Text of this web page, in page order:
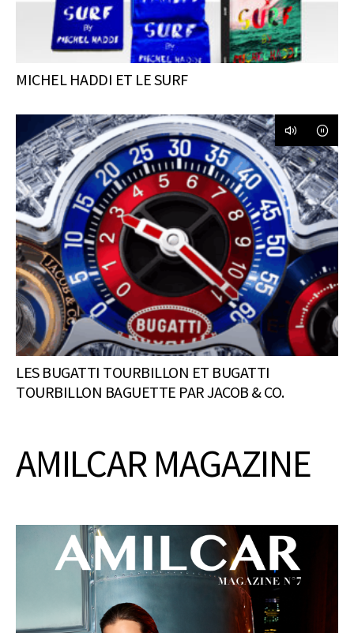
MICHEL HADDI ET LE SURF
LES BUGATTI TOURBILLON ET BUGATTI
TOURBILLON BAGUETTE PAR JACOB & CO.
AMILCAR MAGAZINE